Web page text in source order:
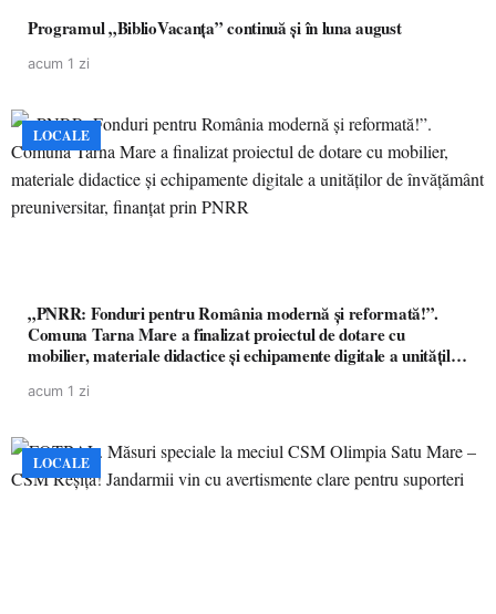
Programul „BiblioVacanța” continuă și în luna august
acum 1 zi
LOCALE
„PNRR: Fonduri pentru România modernă și reformată!”.
Comuna Tarna Mare a finalizat proiectul de dotare cu
mobilier, materiale didactice și echipamente digitale a unităților
acum 1 zi
LOCALE